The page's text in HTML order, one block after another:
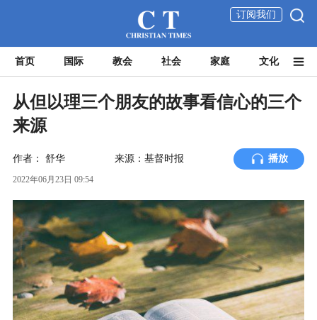
订阅我们
首页 国际 教会 社会 家庭 文化
从但以理三个朋友的故事看信心的三个
来源
作者： 舒华 来源：基督时报 播放
2022年06月23日 09:54